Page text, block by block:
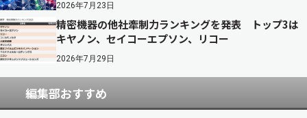
2026年7月23日
精密機器の他社牽制力ランキングを発表 トップ3は
キヤノン、セイコーエプソン、リコー
2026年7月29日
編集部おすすめ